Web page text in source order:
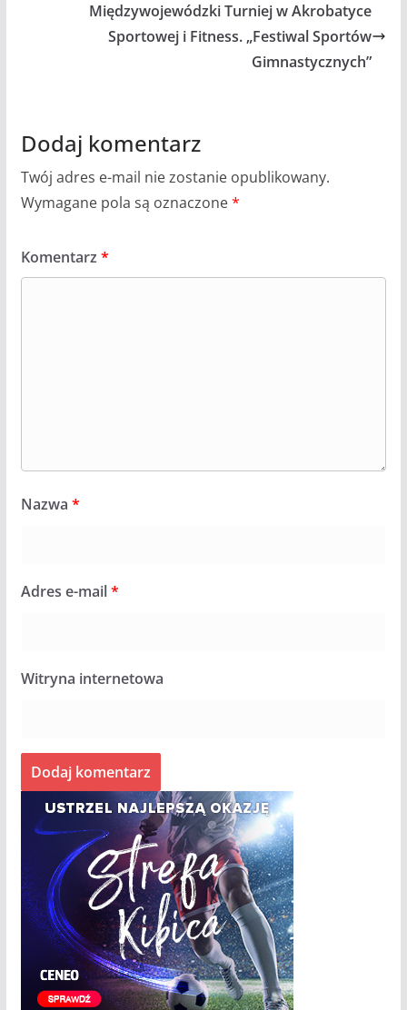
Międzywojewódzki Turniej w Akrobatyce
Sportowej i Fitness. „Festiwal Sportów
Gimnastycznych”
Dodaj komentarz
Twój adres e-mail nie zostanie opublikowany.
Wymagane pola są oznaczone*
Komentarz *
Nazwa *
Adres e-mail*
Witryna internetowa